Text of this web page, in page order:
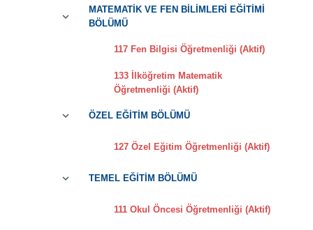
MATEMATİK VE FEN BİLİMLERİ EĞİTİMİ
BÖLÜMÜ
117 Fen Bilgisi Öğretmenliği (Aktif)
133 İlköğretim Matematik
Öğretmenliği (Aktif)
ÖZEL EĞİTİM BÖLÜMÜ
127 Özel Eğitim Öğretmenliği (Aktif)
TEMEL EĞİTİM BÖLÜMÜ
111 Okul Öncesi Öğretmenliği (Aktif)